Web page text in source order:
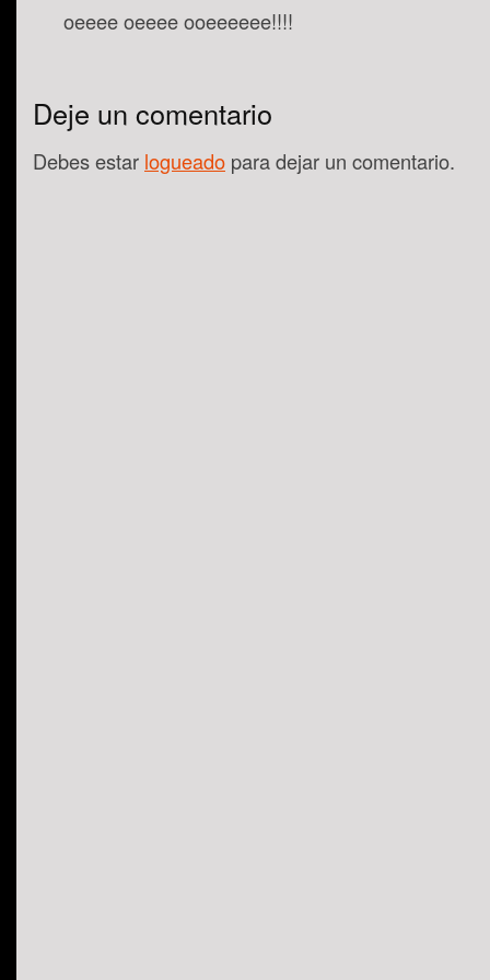
oeeee oeeee ooeeeeee!!!!
Deje un comentario
Debes estar logueado para dejar un comentario.